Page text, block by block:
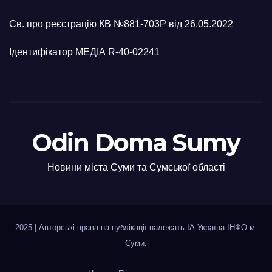
Св. про реєстрацію КВ №881-703Р від 26.05.2022
Ідентифікатор МЕДІА R-40-02241
Odin Doma Sumy
Новини міста Суми та Сумської області
2025
Авторські права на публікації належать ІА Україна ІНФО м.
Суми